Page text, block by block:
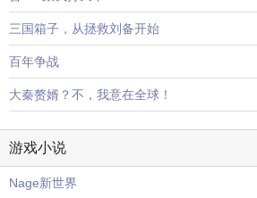
三国箱子，从拯救刘备开始
百年争战
大秦赘婿？不，我意在全球！
游戏小说
Nage新世界